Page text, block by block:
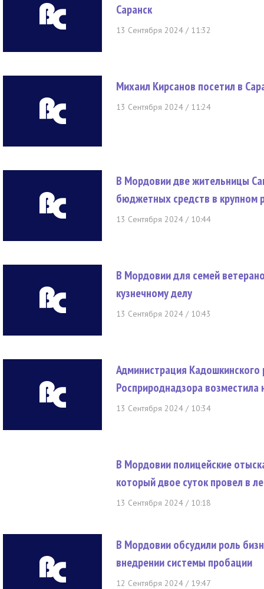
Саранск
13 Сентября 2024 / 11:32
Михаил Кирсанов посетил в
13 Сентября 2024 / 11:24
В Мордовии две жительницы
бюджетных средств в крупном
13 Сентября 2024 / 10:44
В Мордовии для семей
кузнечному делу
13 Сентября 2024 / 10:43
Администрация
Росприроднадзора
13 Сентября 2024 / 10:34
В Мордовии полицейские
который двое суток провел в
13 Сентября 2024 / 10:18
В Мордовии обсудили роль
внедрении системы пробации
12 Сентября 2024 / 19:47